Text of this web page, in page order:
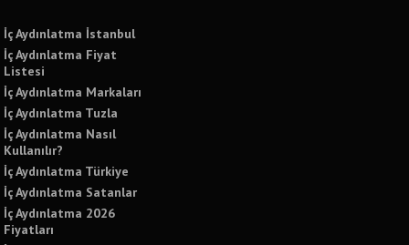
İç Aydınlatma İstanbul
İç Aydınlatma Fiyat
Listesi
İç Aydınlatma Markaları
İç Aydınlatma Tuzla
İç Aydınlatma Nasıl
Kullanılır?
İç Aydınlatma Türkiye
İç Aydınlatma Satanlar
İç Aydınlatma 2026
Fiyatları